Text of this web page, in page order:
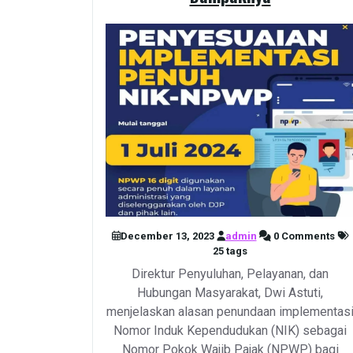
December 13, 2023 admin
0 Comments
25 tags
Direktur Penyuluhan, Pelayanan, dan
Hubungan Masyarakat, Dwi Astuti,
menjelaskan alasan penundaan implementasi
Nomor Induk Kependudukan (NIK) sebagai
Nomor Pokok Wajib Pajak (NPWP) bagi